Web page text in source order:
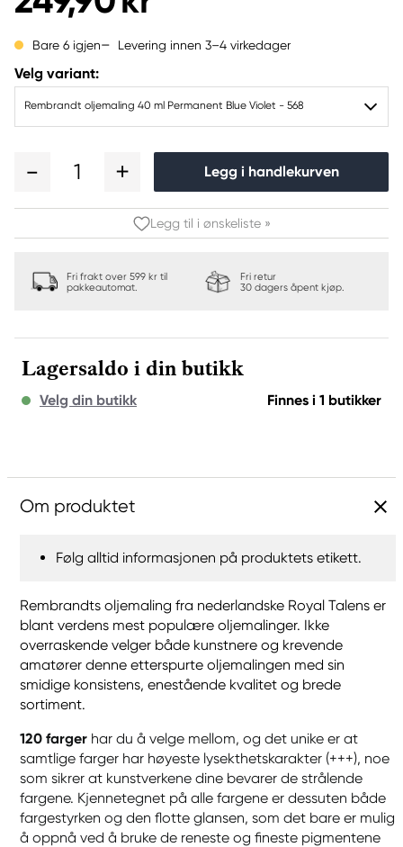
Bare 6 igjen Levering innen 3–4 virkedager
Velg variant:
Rembrandt oljemaling 40 ml Permanent Blue Violet - 568
1 Legg i handlekurven
Legg til i ønskeliste »
Fri frakt over 599 kr til
pakkeautomat.
Fri retur
30 dagers åpent kjøp.
Lagersaldo i din butikk
Velg din butikk Finnes i 1 butikker
Om produktet
Følg alltid informasjonen på produktets etikett.
Rembrandts oljemaling fra nederlandske Royal Talens er
blant verdens mest populære oljemalinger. Ikke
overraskende velger både kunstnere og krevende
amatører denne etterspurte oljemalingen med sin
smidige konsistens, enestående kvalitet og brede
sortiment.
120 farger har du å velge mellom, og det unike er at
samtlige farger har høyeste lysekthetskarakter (+++), noe
som sikrer at kunstverkene dine bevarer de strålende
fargene. Kjennetegnet på alle fargene er dessuten både
fargestyrken og den flotte glansen, som det bare er mulig
å oppnå ved å bruke de reneste og fineste pigmentene